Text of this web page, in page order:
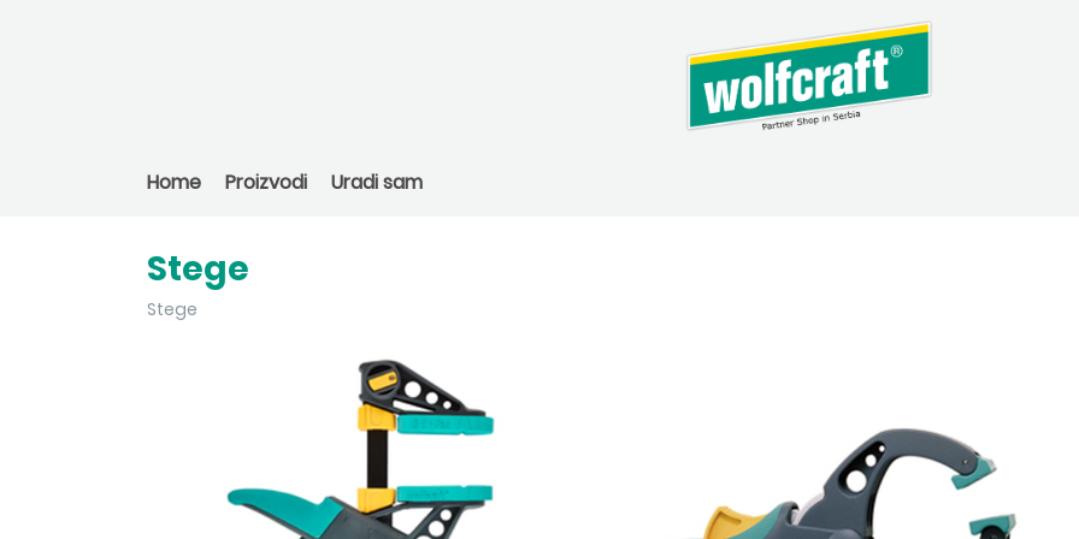
Home Proizvodi Uradi sam
Stege
Stege